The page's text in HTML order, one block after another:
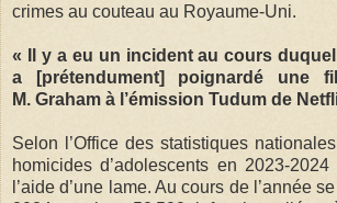
crimes au couteau au Royaume-Uni.
« Il y a eu un incident au cours
a [prétendument] poignardé une
M. Graham à l’émission Tudum de
Selon l’Office des statistiques
homicides d’adolescents en 2023-
l’aide d’une lame. Au cours de l’année